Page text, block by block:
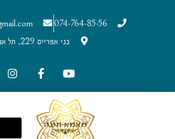
074-764-85-56
בני אפריים 229, תל אביב